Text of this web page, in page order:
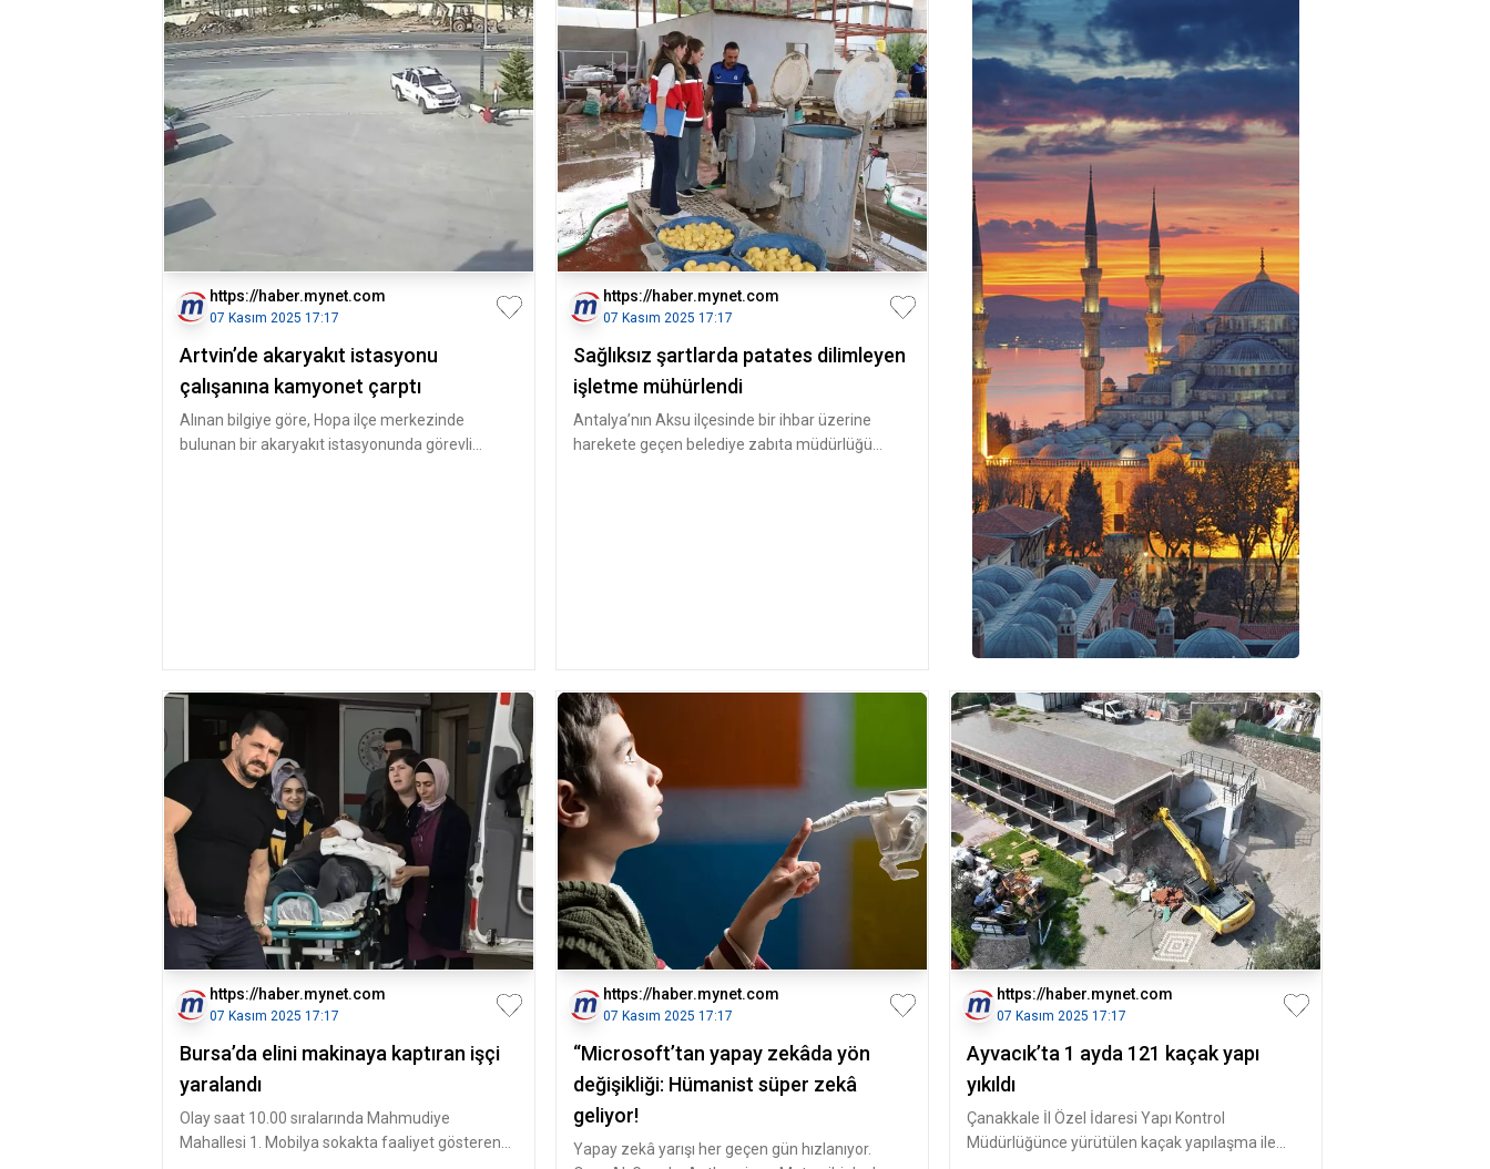
https://haber.mynet.com
07 Kasım 2025 17:17
Artvin’de akaryakıt istasyonu
çalışanına kamyonet çarptı
Alınan bilgiye göre, Hopa ilçe merkezinde
bulunan bir akaryakıt istasyonunda görevli
https://haber.mynet.com
07 Kasım 2025 17:17
Sağlıksız şartlarda patates dilimleyen
işletme mühürlendi
Antalya’nın Aksu ilçesinde bir ihbar üzerine
harekete geçen belediye zabıta müdürlüğü
https://haber.mynet.com
07 Kasım 2025 17:17
Bursa’da elini makinaya kaptıran işçi
yaralandı
Olay saat 10.00 sıralarında Mahmudiye
Mahallesi 1. Mobilya sokakta faaliyet gösteren
https://haber.mynet.com
07 Kasım 2025 17:17
“Microsoft’tan yapay zekâda yön
değişikliği: Hümanist süper zekâ
geliyor!
Yapay zekâ yarışı her geçen gün hızlanıyor.
https://haber.mynet.com
07 Kasım 2025 17:17
Ayvacık’ta 1 ayda 121 kaçak yapı
yıkıldı
Çanakkale İl Özel İdaresi Yapı Kontrol
Müdürlüğünce yürütülen kaçak yapılaşma ile